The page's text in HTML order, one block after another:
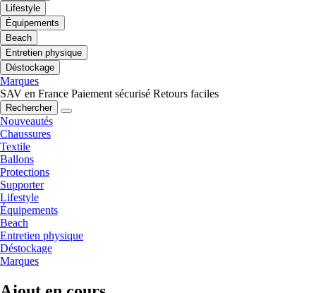
Lifestyle
Équipements
Beach
Entretien physique
Déstockage
Marques
SAV en France Paiement sécurisé Retours faciles
Rechercher
Nouveautés
Chaussures
Textile
Ballons
Protections
Supporter
Lifestyle
Équipements
Beach
Entretien physique
Déstockage
Marques